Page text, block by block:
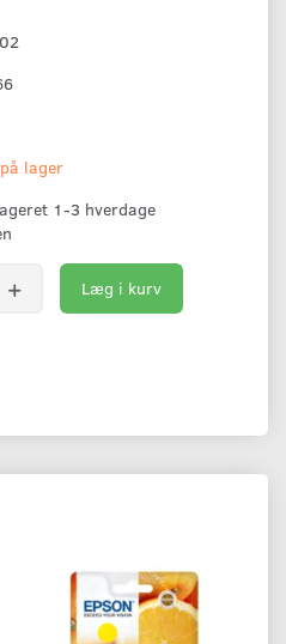
lager
1-3 hverdage
Læg i kurv